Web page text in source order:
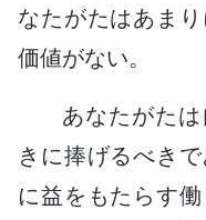
なたがたはあま
価値がない。
あなたがた
きに捧げるべき
に益をもたらす